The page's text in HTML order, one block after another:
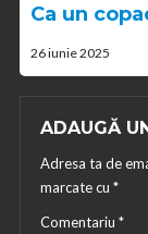
Ca un
26 iunie 2025
ADAUGĂ
Adresa ta de
marcate cu *
Comentariu *